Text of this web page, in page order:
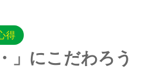
得
」にこだわろう